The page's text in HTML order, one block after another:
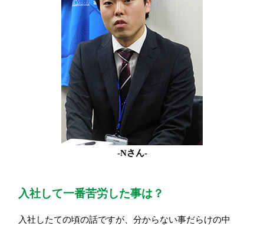
-Nさん-
入社して一番苦労した事は？
入社したての頃の話ですが、分からない事だらけの中